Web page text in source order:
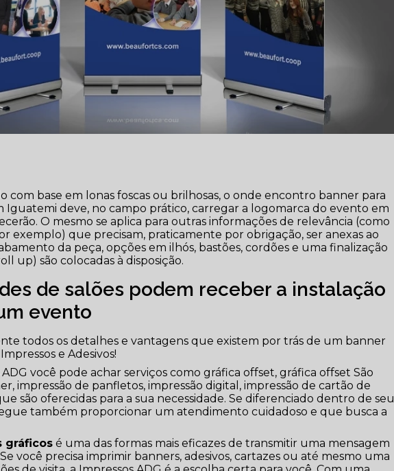
com base em lonas foscas ou brilhosas, o onde encontro banner para
Iguatemi deve, no campo prático, carregar a logomarca do evento em
O mesmo se aplica para outras informações de relevância (como
exemplo) que precisam, praticamente por obrigação, ser anexas ao
da peça, opções em ilhós, bastões, cordões e uma finalização
up) são colocadas à disposição.
de salões podem receber a instalação
evento
todos os detalhes e vantagens que existem por trás de um banner
e Adesivos!
você pode achar serviços como gráfica offset, gráfica offset São
impressão de panfletos, impressão digital, impressão de cartão de
são oferecidas para a sua necessidade. Se diferenciado dentro de seu
também proporcionar um atendimento cuidadoso e que busca a
gráficos é uma das formas mais eficazes de transmitir uma mensagem
você precisa imprimir banners, adesivos, cartazes ou até mesmo uma